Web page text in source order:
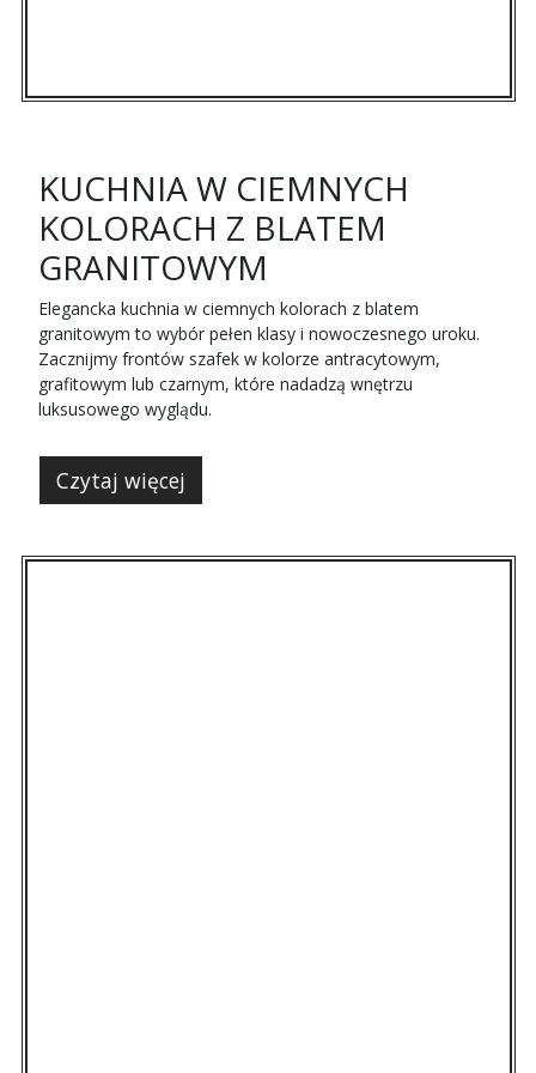
KUCHNIA W CIEMNYCH
KOLORACH Z BLATEM
GRANITOWYM
Elegancka kuchnia w ciemnych kolorach z blatem
granitowym to wybór pełen klasy i nowoczesnego uroku.
Zacznijmy frontów szafek w kolorze antracytowym,
grafitowym lub czarnym, które nadadzą wnętrzu
luksusowego wyglądu.
Czytaj więcej